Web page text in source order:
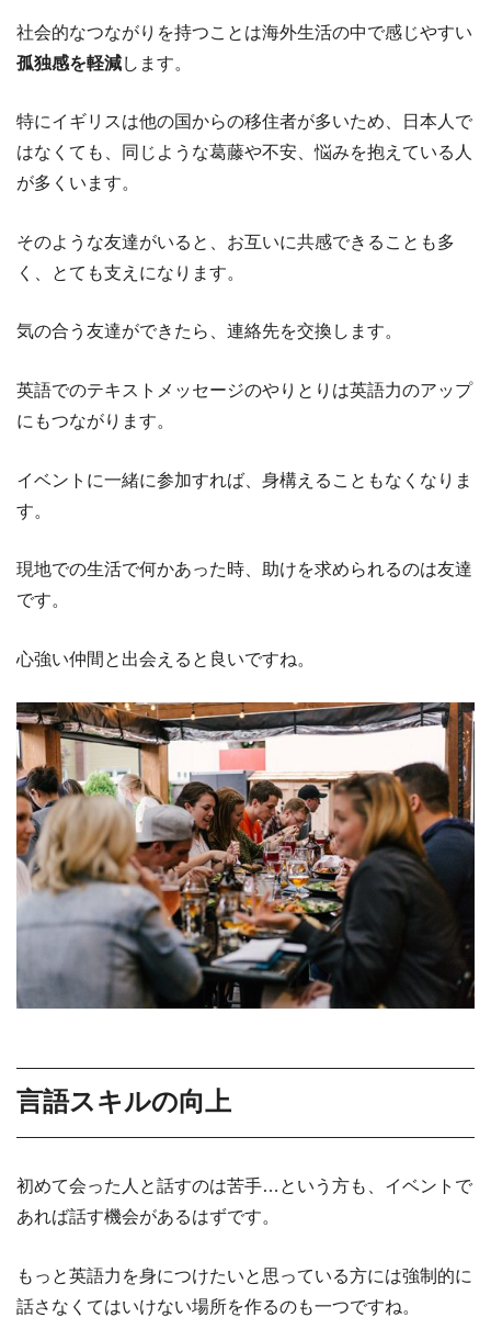
社会的なつながりを持つことは海外生活の中で感じやすい
孤独感を軽減します。
特にイギリスは他の国からの移住者が多いため、日本人で
はなくても、同じような葛藤や不安、悩みを抱えている人
が多くいます。
そのような友達がいると、お互いに共感できることも多
く、とても支えになります。
気の合う友達ができたら、連絡先を交換します。
英語でのテキストメッセージのやりとりは英語力のアップ
にもつながります。
イベントに一緒に参加すれば、身構えることもなくなりま
す。
現地での生活で何かあった時、助けを求められるのは友達
です。
心強い仲間と出会えると良いですね。
言語スキルの向上
初めて会った人と話すのは苦手…という方も、イベントで
あれば話す機会があるはずです。
もっと英語力を身につけたいと思っている方には強制的に
話さなくてはいけない場所を作るのも一つですね。